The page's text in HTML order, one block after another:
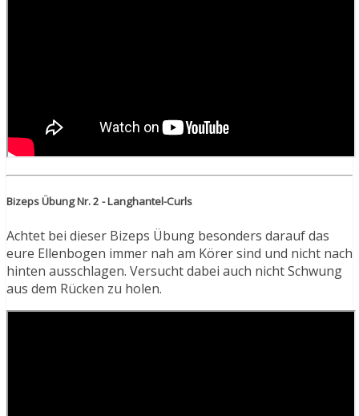
Bizeps Übung Nr. 2 - Langhantel-Curls
Achtet bei dieser Bizeps Übung besonders darauf das
eure Ellenbogen immer nah am Körer sind und nicht nach
hinten ausschlagen. Versucht dabei auch nicht Schwung
aus dem Rücken zu holen.